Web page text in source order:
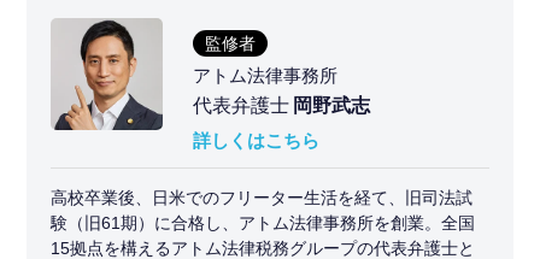
監修者
アトム法律事務所
代表弁護士 岡野武志
詳しくはこちら
高校卒業後、日米でのフリーター生活を経て、旧司法試
験（旧61期）に合格し、アトム法律事務所を創業。全国
15拠点を構えるアトム法律税務グループの代表弁護士と